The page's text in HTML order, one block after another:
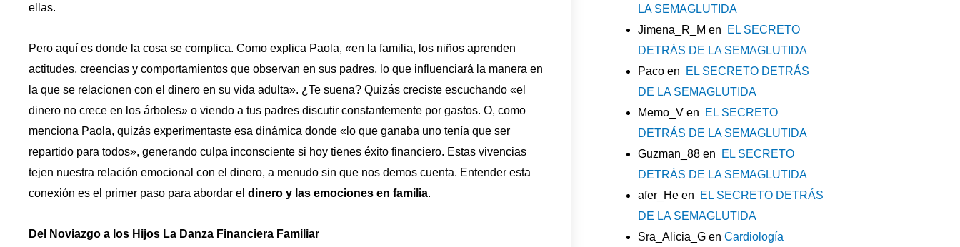
ellas.
Pero aquí es donde la cosa se complica. Como explica Paola, «en la familia, los niños aprenden
actitudes, creencias y comportamientos que observan en sus padres, lo que influenciará la manera en
la que se relacionen con el dinero en su vida adulta». ¿Te suena? Quizás creciste escuchando «el
dinero no crece en los árboles» o viendo a tus padres discutir constantemente por gastos. O, como
menciona Paola, quizás experimentaste esa dinámica donde «lo que ganaba uno tenía que ser
repartido para todos», generando culpa inconsciente si hoy tienes éxito financiero. Estas vivencias
tejen nuestra relación emocional con el dinero, a menudo sin que nos demos cuenta. Entender esta
conexión es el primer paso para abordar el dinero y las emociones en familia.
Del Noviazgo a los Hijos La Danza Financiera Familiar
LA SEMAGLUTIDA
Jimena_R_M en
EL SECRETO
DETRÁS DE LA SEMAGLUTIDA
Pacoen
EL SECRETO DETRÁS
DE LA SEMAGLUTIDA
Memo_Ven
EL SECRETO
DETRÁS DE LA SEMAGLUTIDA
Guzman_88en
EL SECRETO
DETRÁS DE LA SEMAGLUTIDA
afer_Heen
EL SECRETO DETRÁS
DE LA SEMAGLUTIDA
Sra_Alicia_Gen Cardiología